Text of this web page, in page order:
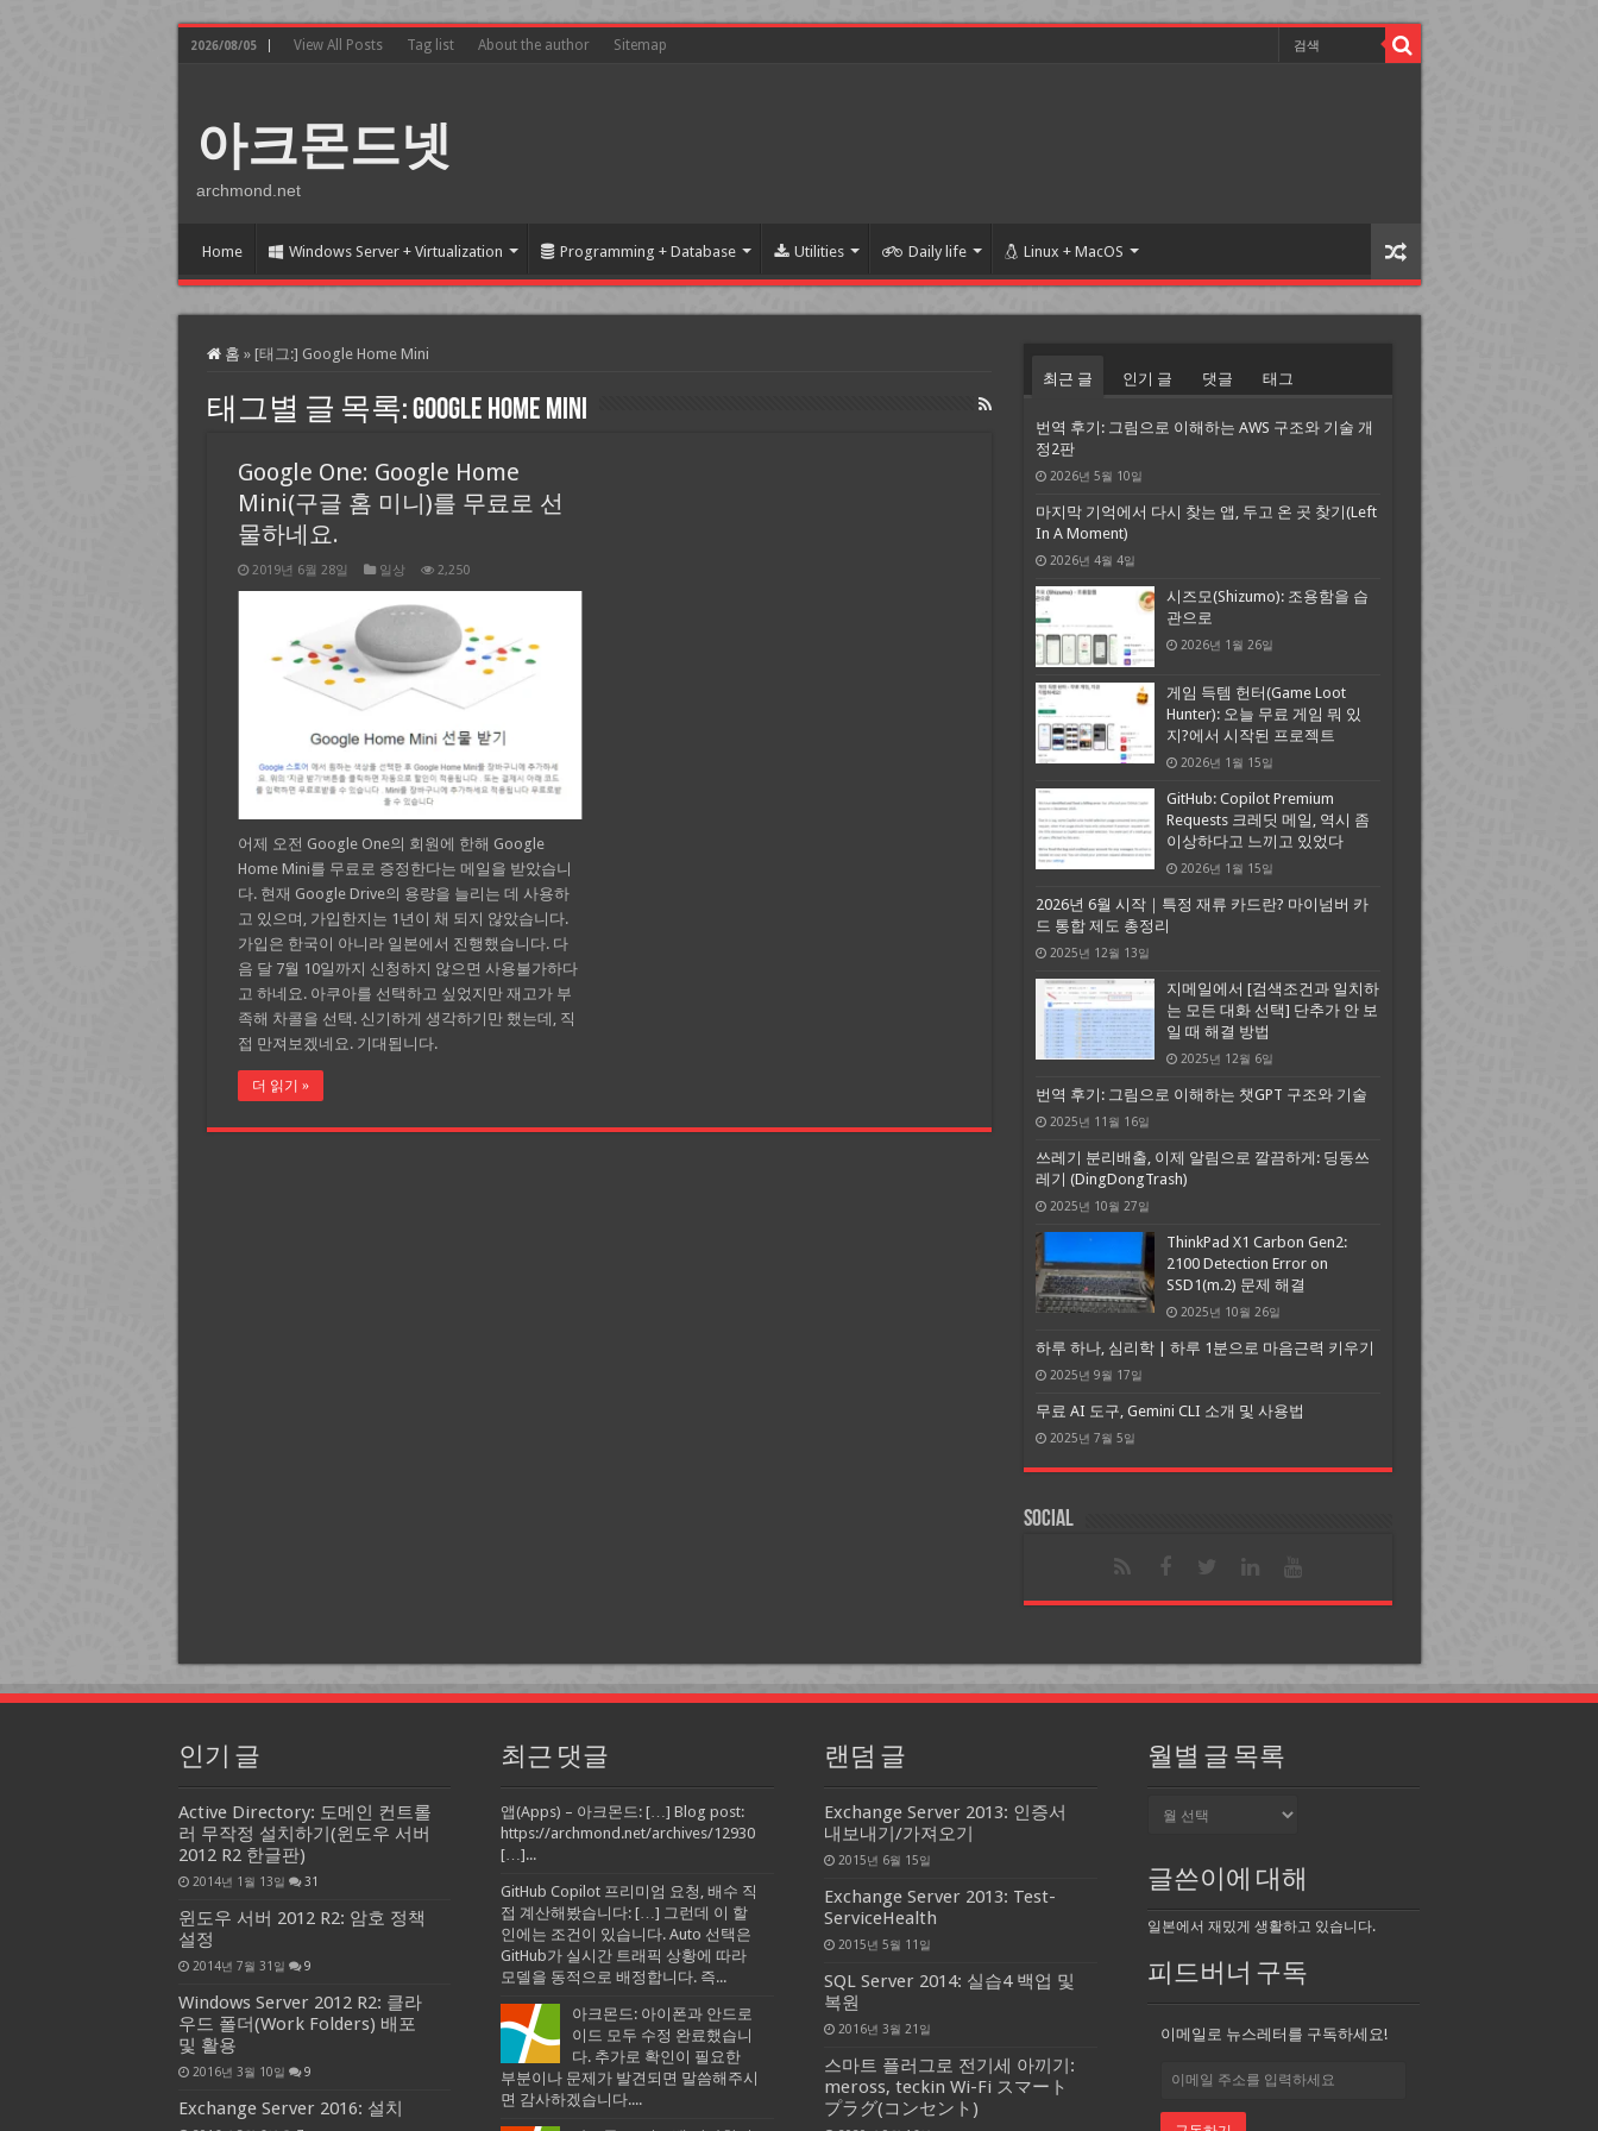
2026/08/05 View All Posts Tag list About the author Sitemap
아크몬드넷
archmond.net
Home Windows Server + Virtualization Programming + Database Utilities Daily life Linux + MacOS
홈 » [태그:] Google Home Mini
태그별 글 목록:Google Home Mini
Google One: Google Home
Mini(구글 홈 미니)를 무료로 선
물하네요.
2019년 6월 28일 일상 2,250
어제 오전 Google One의 회원에 한해 Google
Home Mini를 무료로 증정한다는 메일을 받았습니
다. 현재 Google Drive의 용량을 늘리는 데 사용하
고 있으며, 가입한지는 1년이 채 되지 않았습니다.
가입은 한국이 아니라 일본에서 진행했습니다. 다
음 달 7월 10일까지 신청하지 않으면 사용불가하다
고 하네요. 아쿠아를 선택하고 싶었지만 재고가 부
족해 차콜을 선택. 신기하게 생각하기만 했는데, 직
접 만져보겠네요. 기대됩니다.
더 읽기 »
최근 글 인기 글 댓글 태그
번역 후기: 그림으로 이해하는 AWS 구조와 기술 개
정2판
2026년 5월 10일
마지막 기억에서 다시 찾는 앱, 두고 온 곳 찾기(Left
In A Moment)
2026년 4월 4일
시즈모(Shizumo): 조용함을 습
관으로
2026년 1월 26일
게임 득템 헌터(Game Loot
Hunter): 오늘 무료 게임 뭐 있
지?에서 시작된 프로젝트
2026년 1월 15일
GitHub: Copilot Premium
Requests 크레딧 메일, 역시 좀
이상하다고 느끼고 있었다
2026년 1월 15일
2026년 6월 시작｜특정 재류 카드란? 마이넘버 카
드 통합 제도 총정리
2025년 12월 13일
지메일에서 [검색조건과 일치하
는 모든 대화 선택] 단추가 안 보
일 때 해결 방법
2025년 12월 6일
번역 후기: 그림으로 이해하는 챗GPT 구조와 기술
2025년 11월 16일
쓰레기 분리배출, 이제 알림으로 깔끔하게: 딩동쓰
레기 (DingDongTrash)
2025년 10월 27일
ThinkPad X1 Carbon Gen2:
2100 Detection Error on
SSD1(m.2) 문제 해결
2025년 10월 26일
하루 하나, 심리학 | 하루 1분으로 마음근력 키우기
2025년 9월 17일
무료 AI 도구, Gemini CLI 소개 및 사용법
2025년 7월 5일
Social
인기 글
Active Directory: 도메인 컨트롤
러 무작정 설치하기(윈도우 서버
2012 R2 한글판)
2014년 1월 13일 31
윈도우 서버 2012 R2: 암호 정책
설정
2014년 7월 31일 9
Windows Server 2012 R2: 클라
우드 폴더(Work Folders) 배포
및 활용
2016년 3월 10일 9
Exchange Server 2016: 설치
최근 댓글
앱(Apps) – 아크몬드: […] Blog post:
https://archmond.net/archives/12930
[…]...
GitHub Copilot 프리미엄 요청, 배수 직
접 계산해봤습니다: […] 그런데 이 할
인에는 조건이 있습니다. Auto 선택은
GitHub가 실시간 트래픽 상황에 따라
모델을 동적으로 배정합니다. 즉...
아크몬드: 아이폰과 안드로
이드 모두 수정 완료했습니
다. 추가로 확인이 필요한
부분이나 문제가 발견되면 말씀해주시
면 감사하겠습니다....
랜덤 글
Exchange Server 2013: 인증서
내보내기/가져오기
2015년 6월 15일
Exchange Server 2013: Test-
ServiceHealth
2015년 5월 11일
SQL Server 2014: 실습4 백업 및
복원
2016년 3월 21일
스마트 플러그로 전기세 아끼기:
meross, teckin Wi-Fi スマート
プラグ(コンセント)
월별 글 목록
목
록
글쓴이에 대해
일본에서 재밌게 생활하고 있습니다.
피드버너 구독
이메일로 뉴스레터를 구독하세요!